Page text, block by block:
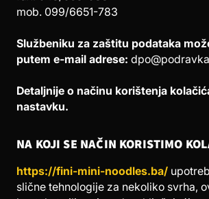
mob. 099/6651-783
Službeniku za zaštitu podataka
putem e-mail adrese:
Detaljnije o načinu korištenja
nastavku.
NA KOJI SE NAČIN KORISTIMO
https://fini-mini-noodles.ba/
slične tehnologije za nekoliko svrha,